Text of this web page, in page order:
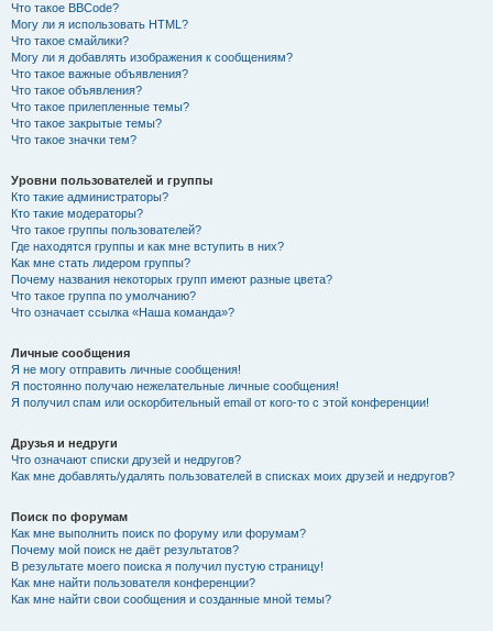
Что такое BBCode?
Могу ли я использовать HTML?
Что такое смайлики?
Могу ли я добавлять изображения к сообщениям?
Что такое важные объявления?
Что такое объявления?
Что такое прилепленные темы?
Что такое закрытые темы?
Что такое значки тем?
Уровни пользователей и группы
Кто такие администраторы?
Кто такие модераторы?
Что такое группы пользователей?
Где находятся группы и как мне вступить в них?
Как мне стать лидером группы?
Почему названия некоторых групп имеют разные цвета?
Что такое группа по умолчанию?
Что означает ссылка «Наша команда»?
Личные сообщения
Я не могу отправить личные сообщения!
Я постоянно получаю нежелательные личные сообщения!
Я получил спам или оскорбительный email от кого-то с этой конференции!
Друзья и недруги
Что означают списки друзей и недругов?
Как мне добавлять/удалять пользователей в списках моих друзей и недругов?
Поиск по форумам
Как мне выполнить поиск по форуму или форумам?
Почему мой поиск не даёт результатов?
В результате моего поиска я получил пустую страницу!
Как мне найти пользователя конференции?
Как мне найти свои сообщения и созданные мной темы?